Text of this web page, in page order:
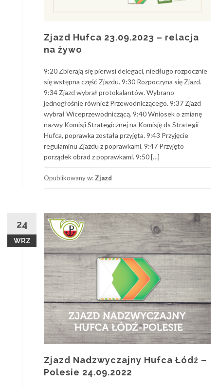
Zjazd Hufca 23.09.2023 – relacja
na żywo
9:20 Zbierają się pierwsi delegaci, niedługo rozpocznie
się wstępna część Zjazdu. 9:30 Rozpoczyna się Zjazd.
9:34 Zjazd wybrał protokalantów. Wybrano
jednogłośnie również Przewodniczącego. 9:37 Zjazd
wybrał Wiceprzewodniczącą. 9:40 Wniosek o zmianę
nazwy Komisji Strategicznej na Komisję ds Strategii
Hufca, poprawka została przyjęta. 9:43 Przyjęcie
regulaminu Zjazdu z poprawkami. 9:47 Przyjęto
porządek obrad z poprawkami. 9:50 […]
Opublikowany w: Zjazd
24
WRZ
Zjazd Nadzwyczajny Hufca Łódź –
Polesie 24.09.2022